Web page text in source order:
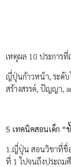
เหตุผล 10 ประการ
ญี่ปุ่นก้าวหน้า, ระดับ
สร้างสรรค์, ปัญญา,
5 เทคนิคสอนเด็ก “
1.ญี่ปุ่น สอนวิชาที่ชื่
ที่ 1 ไปจนถึงประถม